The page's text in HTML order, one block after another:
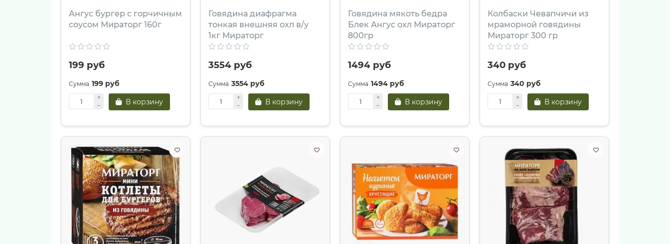
Ангус бургер с горчичным
соусом Мираторг 160г
199 руб
199 руб
В корзину
Говядина диафрагма
тонкая внешняя охл в/у
1кг Мираторг
3554 руб
3554 руб
В корзину
Говядина мякоть бедра
Блек Ангус охл Мираторг
800гр
1494 руб
1494 руб
В корзину
Колбаски Чевапчичи из
мраморной говядины
Мираторг 300 гр
340 руб
340 руб
В корзину